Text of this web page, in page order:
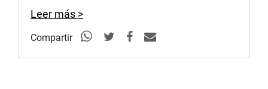
<https://twitter.com/congresoperu>
Youtube:http://www.youtube.com/congresoperu
<http://www.youtube.com/congresoperu>
Leer más >
Compartir